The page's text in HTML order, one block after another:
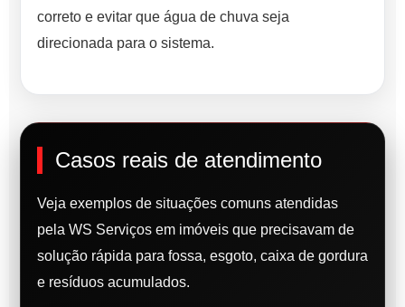
correto e evitar que água de chuva seja
direcionada para o sistema.
Casos reais de atendimento
Veja exemplos de situações comuns atendidas
pela WS Serviços em imóveis que precisavam de
solução rápida para fossa, esgoto, caixa de gordura
e resíduos acumulados.